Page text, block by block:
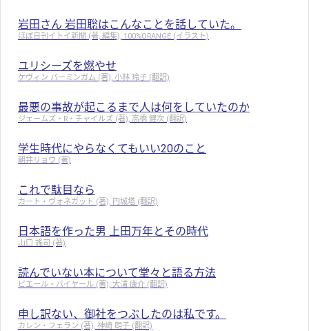
岩田さん 岩田聡はこんなことを話していた。
ほぼ日刊イトイ新聞 (著, 編集), 100%ORANGE (イラスト)
ユリシーズを燃やせ
ケヴィン バーミンガム (著), 小林 玲子 (翻訳)
最悪の事故が起こるまで人は何をしていたのか
ジェームズ・R・チャイルズ (著), 高橋 健次 (翻訳)
学生時代にやらなくてもいい20のこと
朝井リョウ (著)
これで駄目なら
カート・ヴォネガット (著), 円城塔 (翻訳)
日本語を作った男 上田万年とその時代
山口 謠司 (著)
読んでいない本について堂々と語る方法
ピエール・バイヤール (著), 大浦 康介 (翻訳)
申し訳ない、御社をつぶしたのは私です。
カレン・フェラン (著), 神崎 朗子 (翻訳)